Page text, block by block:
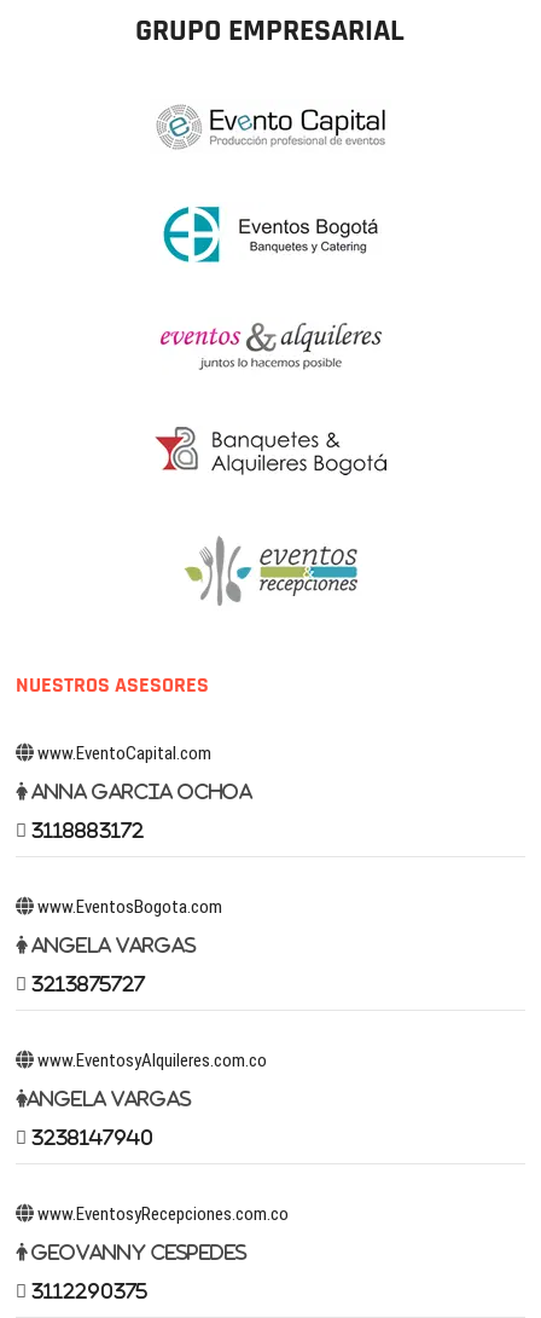
GRUPO EMPRESARIAL
NUESTROS ASESORES
www.EventoCapital.com
Anna Garcia Ochoa
3118883172
www.EventosBogota.com
Angela Vargas
3213875727
www.EventosyAlquileres.com.co
Angela Vargas
3238147940
www.EventosyRecepciones.com.co
Geovanny Cespedes
3112290375